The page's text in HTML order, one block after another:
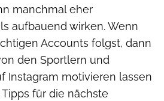
manchmal eher
aufbauend wirken. Wenn
Accounts folgst, dann
den Sportlern und
Instagram motivieren lassen
für die nächste